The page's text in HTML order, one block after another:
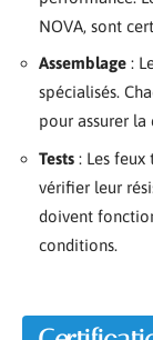
NOVA, sont
Assemblage :
spécialisés.
pour assurer
Tests : Les feux
vérifier leur
doivent
conditions.